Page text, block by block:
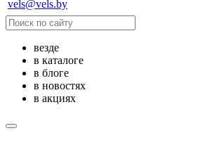
vels@vels.by
везде
в каталоге
в блоге
в новостях
в акциях